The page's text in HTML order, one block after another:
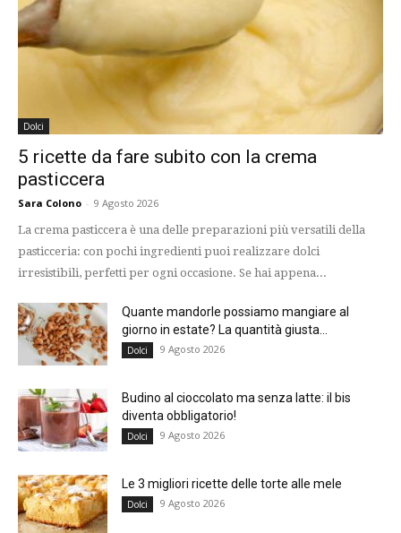
Dolci
5 ricette da fare subito con la crema
pasticcera
Sara Colono - 9 Agosto 2026
La crema pasticcera è una delle preparazioni più versatili della
pasticceria: con pochi ingredienti puoi realizzare dolci
irresistibili, perfetti per ogni occasione. Se hai appena...
Quante mandorle possiamo mangiare al
giorno in estate? La quantità giusta...
Dolci 9 Agosto 2026
Budino al cioccolato ma senza latte: il bis
diventa obbligatorio!
Dolci 9 Agosto 2026
Le 3 migliori ricette delle torte alle mele
Dolci 9 Agosto 2026